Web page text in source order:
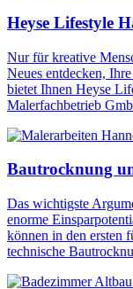
Heyse Lifestyle
Nur für kreative
Neues entdecken,
bietet Ihnen Heyse
Malerfachbetrieb
Bautrocknung
Das wichtigste
enorme
können in den ersten
technische